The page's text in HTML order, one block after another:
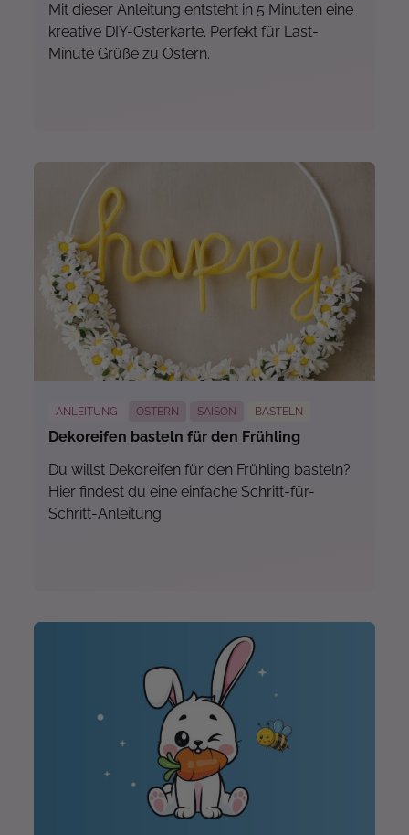
Mit dieser Anleitung entsteht in 5 Minuten eine
kreative DIY-Osterkarte. Perfekt für Last-
Minute Grüße zu Ostern.
Mehr...
ANLEITUNG OSTERN SAISON BASTELN
Dekoreifen basteln für den Frühling
Du willst Dekoreifen für den Frühling basteln?
Hier findest du eine einfache Schritt-für-
Schritt-Anleitung
Mehr...